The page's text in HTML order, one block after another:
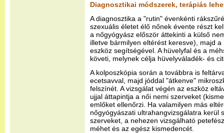
Diagnosztikai módszerek, terápiás
A diagnosztika a "rutin" évenkénti
szexuális életet élő nőnek évente részt
a nőgyógyász először áttekinti a külső
illetve bármilyen eltérést keresve), majd
eszköz segítségével. A hüvelyfal és a
követi, melynek célja hüvelyváladék- és
A kolposzkópia során a továbbra is
ecetsavval, majd jóddal "átkenve"
felszínét. A vizsgálat végén az eszköz
ujjal áttapintja a női nemi szerveket
emlőket ellenőrzi. Ha valamilyen más
nőgyógyászati ultrahangvizsgálatra kerül
szerveket, a nehezen vizsgálható
méhet és az egész kismedencét.